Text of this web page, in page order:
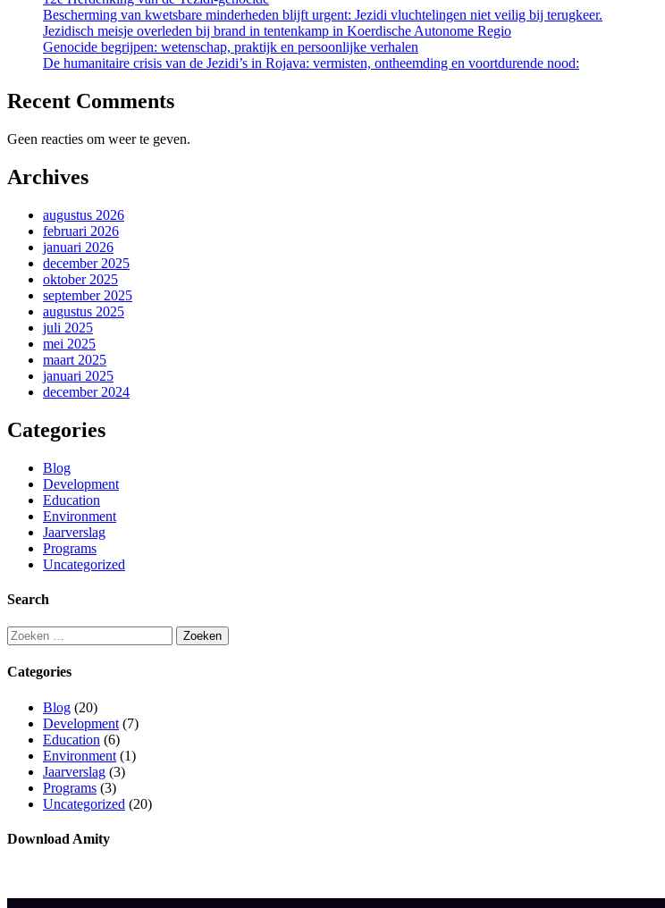
Bescherming van kwetsbare minderheden blijft urgent: Jezidi vluchtelingen niet veilig bij terugkeer.
Jezidisch meisje overleden bij brand in tentenkamp in Koerdische Autonome Regio
Genocide begrijpen: wetenschap, praktijk en persoonlijke verhalen
De humanitaire crisis van de Jezidi’s in Rojava: vermisten, ontheemding en voortdurende nood:
Recent Comments
Geen reacties om weer te geven.
Archives
augustus 2026
februari 2026
januari 2026
december 2025
oktober 2025
september 2025
augustus 2025
juli 2025
mei 2025
maart 2025
januari 2025
december 2024
Categories
Blog
Development
Education
Environment
Jaarverslag
Programs
Uncategorized
Search
Categories
Blog (20)
Development (7)
Education (6)
Environment (1)
Jaarverslag (3)
Programs (3)
Uncategorized (20)
Download Amity